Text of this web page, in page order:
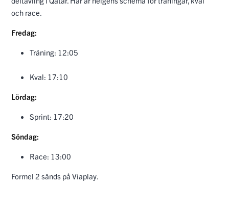
och race.
Fredag:
Träning: 12:05
Kval: 17:10
Lördag:
Sprint: 17:20
Söndag:
Race: 13:00
Formel 2 sänds på Viaplay.